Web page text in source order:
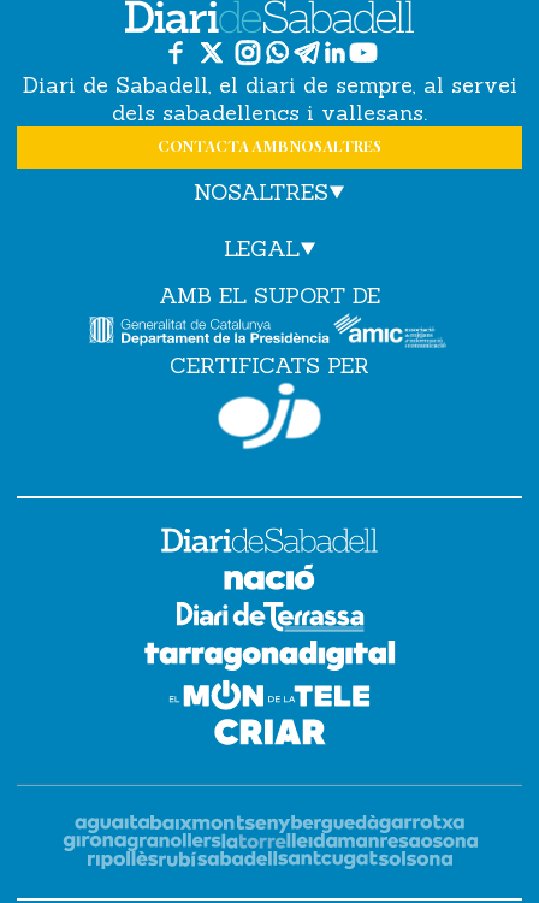
Diari de Sabadell, el diari de sempre, al servei
dels sabadellencs i vallesans.
CONTACTA AMB NOSALTRES
NOSALTRES
LEGAL
AMB EL SUPORT DE
CERTIFICATS PER